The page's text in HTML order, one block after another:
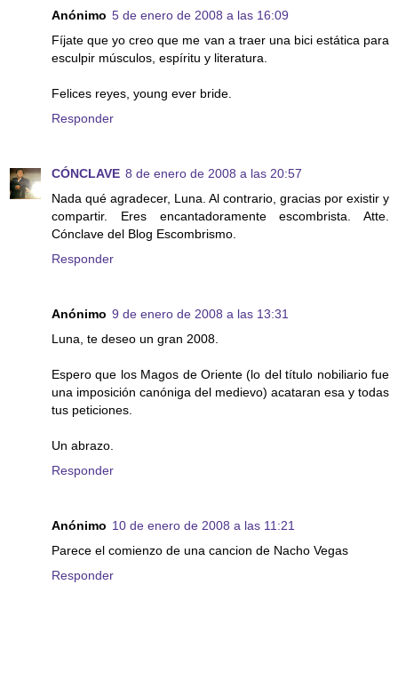
Anónimo 5 de enero de 2008 a las 16:09
Fíjate que yo creo que me van a traer una bici estática para
esculpir músculos, espíritu y literatura.
Felices reyes, young ever bride.
Responder
CÓNCLAVE 8 de enero de 2008 a las 20:57
Nada qué agradecer, Luna. Al contrario, gracias por existir y
compartir. Eres encantadoramente escombrista. Atte.
Cónclave del Blog Escombrismo.
Responder
Anónimo 9 de enero de 2008 a las 13:31
Luna, te deseo un gran 2008.
Espero que los Magos de Oriente (lo del título nobiliario fue
una imposición canóniga del medievo) acataran esa y todas
tus peticiones.
Un abrazo.
Responder
Anónimo 10 de enero de 2008 a las 11:21
Parece el comienzo de una cancion de Nacho Vegas
Responder